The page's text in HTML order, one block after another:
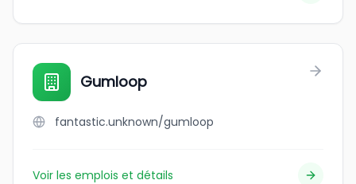
Gumloop
fantastic.unknown/gumloop
Voir les emplois et détails